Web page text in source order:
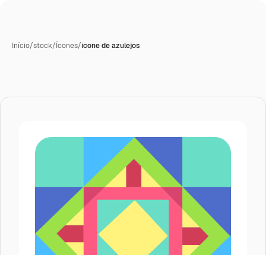
Início/stock/Ícones/ícone de azulejos